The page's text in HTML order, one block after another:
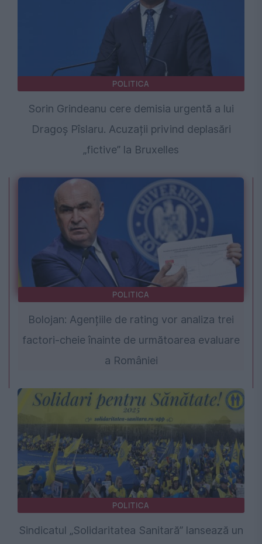
POLITICA
Sorin Grindeanu cere demisia urgentă a lui
Dragoș Pîslaru. Acuzații privind deplasări
„fictive” la Bruxelles
POLITICA
Bolojan: Agențiile de rating vor analiza trei
factori-cheie înainte de următoarea evaluare
a României
POLITICA
Sindicatul „Solidaritatea Sanitară” lansează un